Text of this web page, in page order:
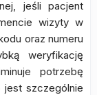
jeśli pacjent
wizyty w
oraz numeru
weryfikację
potrzebę
jest szczególnie